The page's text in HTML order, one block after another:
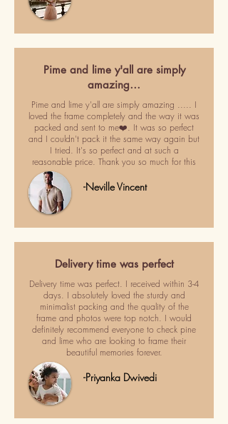
Pime and lime y'all are simply
amazing…
Pime and lime y'all are simply amazing ..... I
loved the frame completely and the way it was
packed and sent to me❤️. It was so perfect
and I couldn't pack it the same way again but
I tried. It's so perfect and at such a
reasonable price. Thank you so much for this
-Neville Vincent
Delivery time was perfect
Delivery time was perfect. I received within 3-4
days. I absolutely loved the sturdy and
minimalist packing and the quality of the
frame and photos were top notch. I would
definitely recommend everyone to check pine
and lime who are looking to frame their
beautiful memories forever.
-Priyanka Dwivedi